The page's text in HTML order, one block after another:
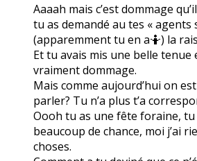
Aaaah mais c’est dommage
tu as demandé au tes « agents
(apparemment tu en a🤷) la
Et tu avais mis une belle tenue
vraiment dommage.
Mais comme aujourd’hui on
parler? Tu n’a plus t’a
Oooh tu as une fête foraine,
beaucoup de chance, moi j’ai
choses.